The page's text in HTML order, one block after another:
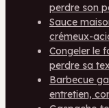
perdre son
Sauce
crémeux-
Congeler le
perdre sa
Barbecue
entretien,